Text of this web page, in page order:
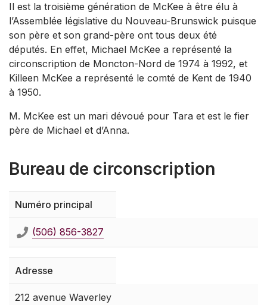
Il est la troisième génération de McKee à être élu à
l’Assemblée législative du Nouveau-Brunswick puisque
son père et son grand-père ont tous deux été
députés. En effet, Michael McKee a représenté la
circonscription de Moncton-Nord de 1974 à 1992, et
Killeen McKee a représenté le comté de Kent de 1940
à 1950.
M. McKee est un mari dévoué pour Tara et est le fier
père de Michael et d’Anna.
Bureau de circonscription
Numéro principal
(506) 856-3827
Adresse
212 avenue Waverley